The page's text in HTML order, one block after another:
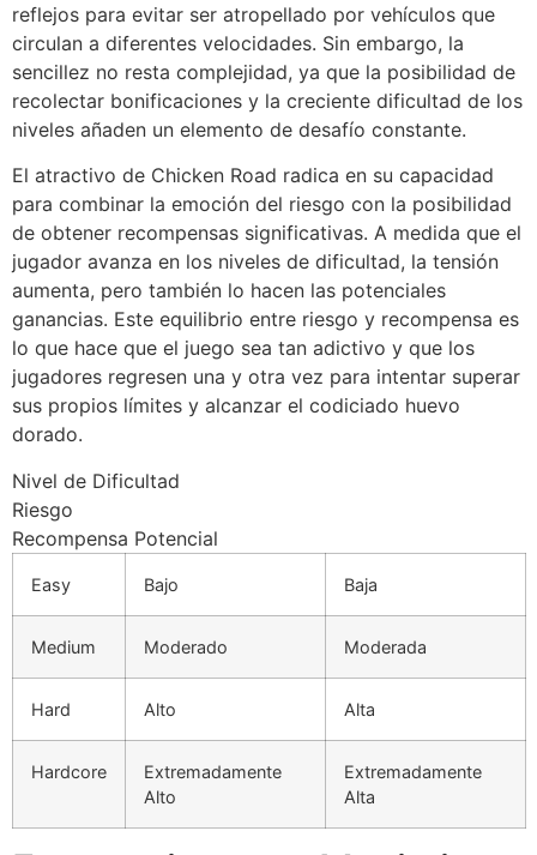
reflejos para evitar ser atropellado por vehículos que
circulan a diferentes velocidades. Sin embargo, la
sencillez no resta complejidad, ya que la posibilidad de
recolectar bonificaciones y la creciente dificultad de los
niveles añaden un elemento de desafío constante.
El atractivo de Chicken Road radica en su capacidad
para combinar la emoción del riesgo con la posibilidad
de obtener recompensas significativas. A medida que el
jugador avanza en los niveles de dificultad, la tensión
aumenta, pero también lo hacen las potenciales
ganancias. Este equilibrio entre riesgo y recompensa es
lo que hace que el juego sea tan adictivo y que los
jugadores regresen una y otra vez para intentar superar
sus propios límites y alcanzar el codiciado huevo
dorado.
Nivel de Dificultad
Riesgo
Recompensa Potencial
Easy Bajo Baja
Medium Moderado Moderada
Hard Alto Alta
Hardcore
Extremadamente
Alto
Extremadamente
Alta